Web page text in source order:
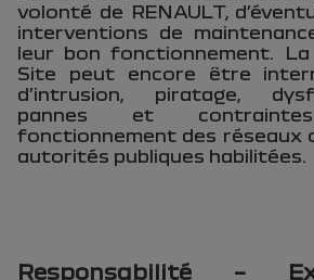
volonté de RENAULT,
interventions de
leur bon fonctionnement. La
Site peut encore être
d’intrusion, piratage,
pannes et
fonctionnement des réseaux
autorités publiques habilitées.
Responsabilité –